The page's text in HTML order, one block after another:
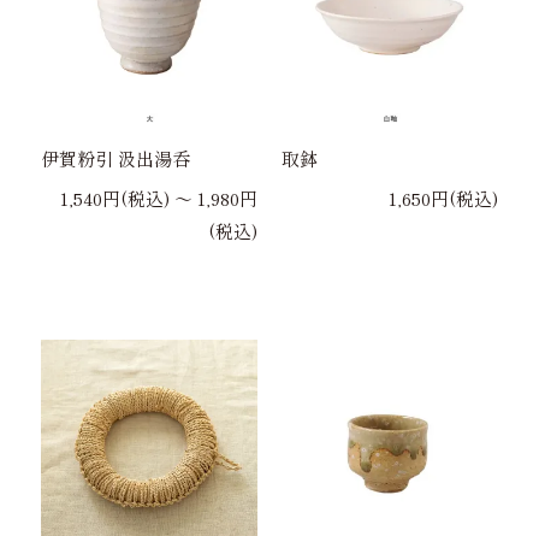
伊賀粉引 汲出湯呑
1,540円(税込) 〜 1,980円
(税込)
取鉢
1,650円(税込)